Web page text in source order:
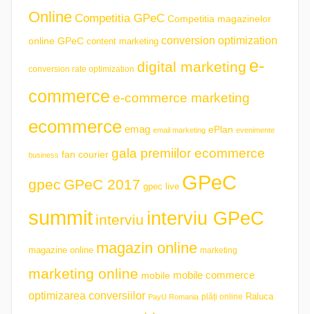
Online Competitia GPeC Competitia magazinelor
online GPeC content marketing conversion optimization
conversion rate optimization digital marketing e-
commerce e-commerce marketing
ecommerce emag email marketing ePlan evenimente
business fan courier gala premiilor ecommerce
gpec GPeC 2017 gpec live GPeC
summit interviu interviu GPeC
magazine online magazin online marketing
marketing online mobile mobile commerce
optimizarea conversiilor PayU Romania plăți online Raluca